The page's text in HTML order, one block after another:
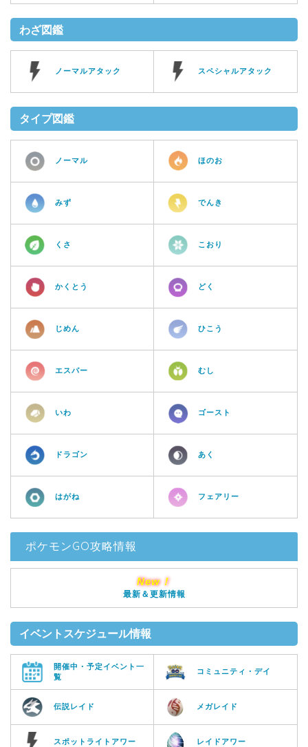
わざ図鑑
ノーマルアタック スペシャルアタック
タイプ図鑑
ノーマル ほのお
みず でんき
くさ こおり
かくとう どく
じめん ひこう
エスパー むし
いわ ゴースト
ドラゴン あく
はがね フェアリー
ポケモンGO攻略情報
New！
最新＆更新情報
イベントスケジュール情報
開催中・予定イベント一
覧
コミュニティ・デイ
伝説レイド メガレイド
スポットライトアワー レイドアワー